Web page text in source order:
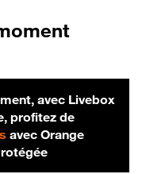
avec Livebox
profitez de
20 € par mois
avec Orange